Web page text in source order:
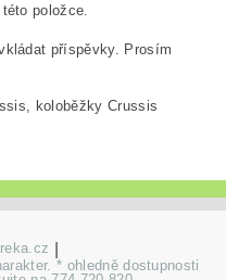
položce.
příspěvky. Prosím
koloběžky Crussis
* ohledně dostupnosti